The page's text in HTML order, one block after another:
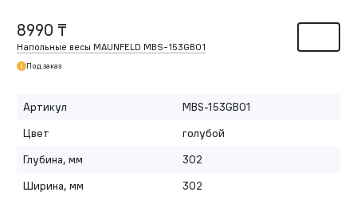
8990 ₸
Напольные весы MAUNFELD MBS-153GB01
Под заказ
Артикул
MBS-153GB01
Цвет
голубой
Глубина, мм
302
Ширина, мм
302